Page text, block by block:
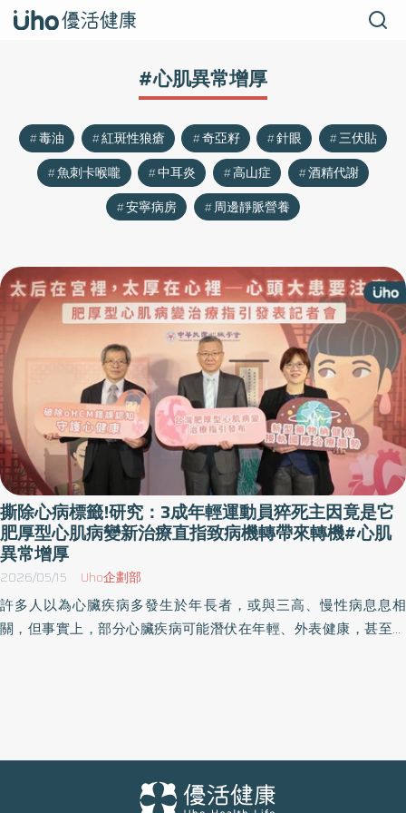
#心肌異常增厚
毒油 紅斑性狼瘡 奇亞籽 針眼
三伏貼
魚刺卡喉嚨
中耳炎 高山症
酒精代謝
安寧病房
周邊靜脈營養
撕除心病標籤!研究：3成年輕運動員猝死主因竟是它
肥厚型心肌病變新治療直指致病機轉帶來轉機#心肌
異常增厚
2026/05/15 Uho企劃部
許多人以為心臟疾病多發生於年長者，或與三高、慢性病息息相
關，但事實上，部分心臟疾病可能潛伏在年輕、外表健康，甚至熱
質，也期望更多患者能及早被發現、及早接受適切治療。 心臟疾病